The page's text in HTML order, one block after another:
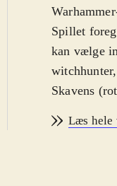
Spillet
kan vælge
Skavens
krudttønder
Læs hele